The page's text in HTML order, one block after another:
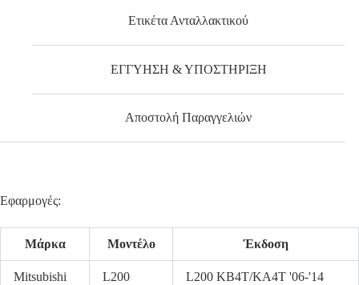
Ετικέτα Ανταλλακτικού
ΕΓΓΥΗΣΗ & ΥΠΟΣΤΗΡΙΞΗ
Αποστολή Παραγγελιών
Εφαρμογές:
Μάρκα Μοντέλο Έκδοση
Mitsubishi L200
L200 KB4T/KA4T '06-'14